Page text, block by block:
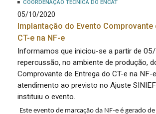
COORDENAÇÃO TÉCNICA DO ENCAT
05/10/2020
Implantação do Evento Comprovante
CT-e na NF-e
Informamos que iniciou-se a partir de
repercussão, no ambiente de produção,
Comprovante de Entrega do CT-e na NF-
atendimento ao previsto no Ajuste
instituiu o evento.
Este evento de marcação da NF-e é gerado